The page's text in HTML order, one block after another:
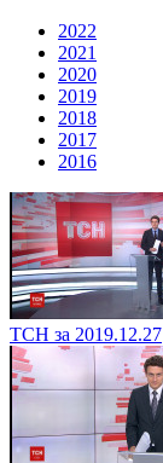
2022
2021
2020
2019
2018
2017
2016
ТСН за 2019.12.27